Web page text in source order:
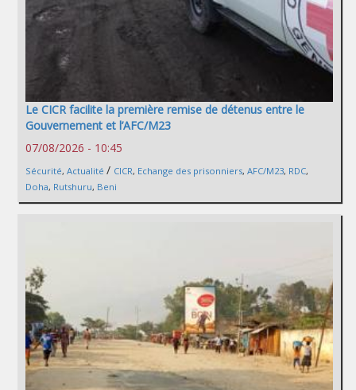
Le CICR facilite la première remise de détenus entre le
Gouvernement et l’AFC/M23
07/08/2026 - 10:45
Sécurité, Actualité / CICR, Echange des prisonniers, AFC/M23, RDC,
Doha, Rutshuru, Beni